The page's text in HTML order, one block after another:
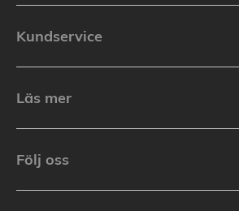
Kundservice
Läs mer
Följ oss